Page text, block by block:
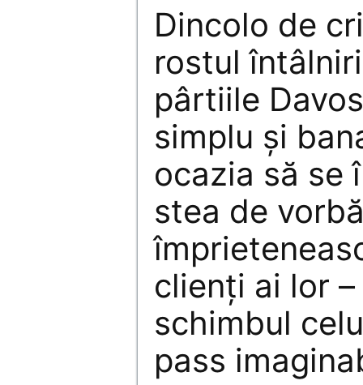
Dincolo de
rostul
pârtiile
simplu şi
ocazia să se
stea de
clienţi ai lor
schimbul
pass